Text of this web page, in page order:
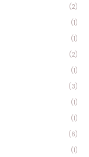
(2)
(1)
(1)
(2)
(1)
(3)
(1)
(1)
(6)
(1)